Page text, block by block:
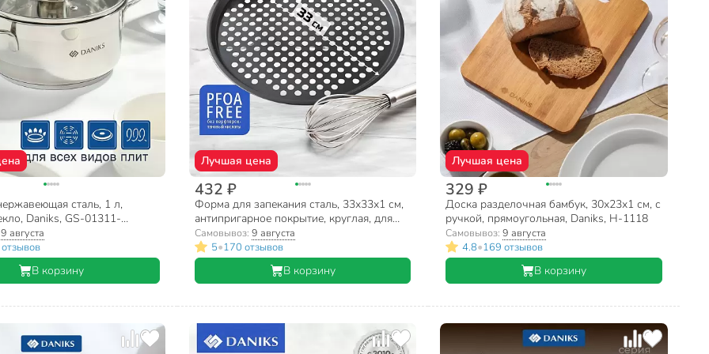
сталь, 1 л,
Daniks, GS-01311-
индукция
9 августа
В корзину
Лучшая цена
432 ₽
Форма для запекания сталь, 33х33х1 см,
антипригарное покрытие, круглая, для
пиццы, Daniks, KB18995
Самовывоз: 9 августа
5•170 отзывов
В корзину
Лучшая цена
329 ₽
Доска разделочная бамбук, 30х23х1 см, с
ручкой, прямоугольная, Daniks, H-1118
Самовывоз:9 августа
4.8•169 отзывов
В корзину